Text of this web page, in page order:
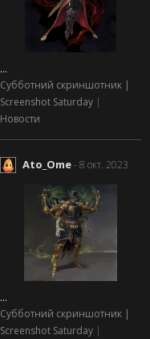
...
Субботний скриншотник |
Screenshot Saturday |
Новости
Ato_Ome- 8 окт. 2023
...
Субботний скриншотник |
Screenshot Saturday |